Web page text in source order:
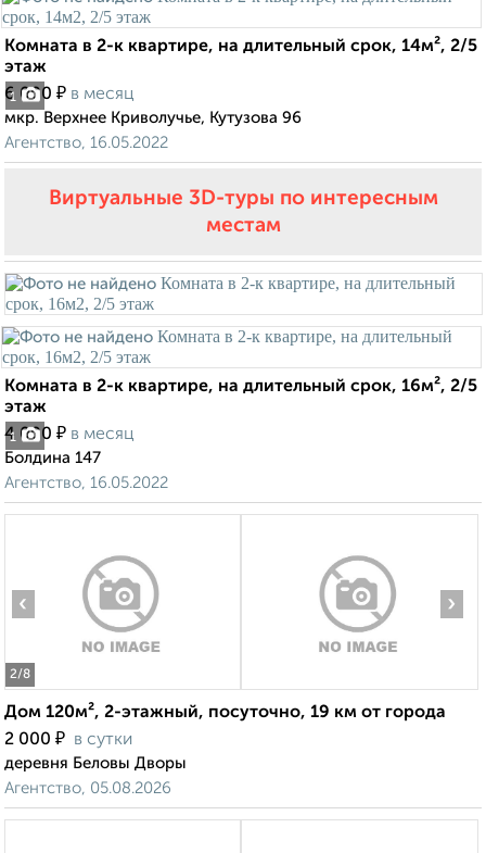
1
Комната в 2-к квартире, на длительный срок, 14м², 2/5
этаж
6 000 ₽ в месяц
мкр. Верхнее Криволучье, Кутузова 96
Агентство, 16.05.2022
Виртуальные 3D-туры по интересным
местам
1
Комната в 2-к квартире, на длительный срок, 16м², 2/5
этаж
4 000 ₽ в месяц
Болдина 147
Агентство, 16.05.2022
2/8
‹ ›
Дом 120м², 2-этажный, посуточно, 19 км от города
2 000 ₽ в сутки
деревня Беловы Дворы
Агентство, 05.08.2026